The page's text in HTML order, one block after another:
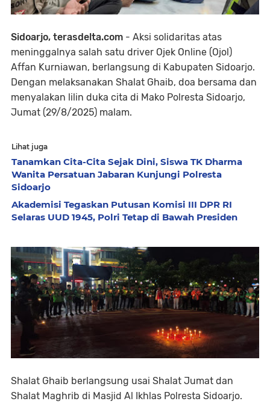
Sidoarjo, terasdelta.com - Aksi solidaritas atas
meninggalnya salah satu driver Ojek Online (Ojol)
Affan Kurniawan, berlangsung di Kabupaten Sidoarjo.
Dengan melaksanakan Shalat Ghaib, doa bersama dan
menyalakan lilin duka cita di Mako Polresta Sidoarjo,
Jumat (29/8/2025) malam.
Lihat juga
Tanamkan Cita-Cita Sejak Dini, Siswa TK Dharma
Wanita Persatuan Jabaran Kunjungi Polresta
Sidoarjo
Akademisi Tegaskan Putusan Komisi III DPR RI
Selaras UUD 1945, Polri Tetap di Bawah Presiden ‎
Shalat Ghaib berlangsung usai Shalat Jumat dan
Shalat Maghrib di Masjid Al Ikhlas Polresta Sidoarjo.